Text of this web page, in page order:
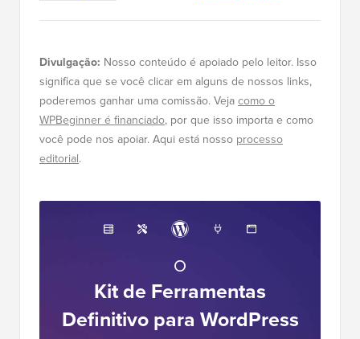
Divulgação: Nosso conteúdo é apoiado pelo leitor. Isso
significa que se você clicar em alguns de nossos links,
poderemos ganhar uma comissão. Vejacomo o
WPBeginner é financiado, por que isso importa e como
você pode nos apoiar. Aqui está nosso processo
editorial.
O
Kit de Ferramentas
Definitivo para WordPress